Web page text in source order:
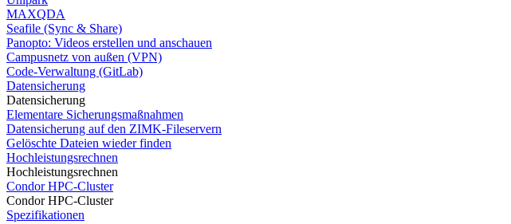
MAXQDA
Seafile (Sync & Share)
Panopto: Videos erstellen und anschauen
Campusnetz von außen (VPN)
Code-Verwaltung (GitLab)
Datensicherung
Datensicherung
Elementare Sicherungsmaßnahmen
Datensicherung auf den ZIMK-Fileservern
Gelöschte Dateien wieder finden
Hochleistungsrechnen
Hochleistungsrechnen
Condor HPC-Cluster
Condor HPC-Cluster
Spezifikationen